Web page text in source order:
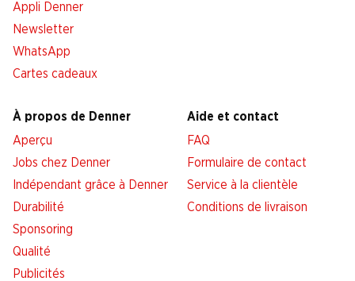
Appli Denner
Newsletter
WhatsApp
Cartes cadeaux
À propos de Denner
Aperçu
Jobs chez Denner
Indépendant grâce à Denner
Durabilité
Sponsoring
Qualité
Publicités
Aide et contact
FAQ
Formulaire de contact
Service à la clientèle
Conditions de livraison